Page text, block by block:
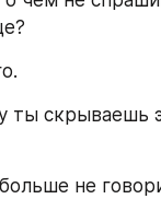
ты скрываешь
не